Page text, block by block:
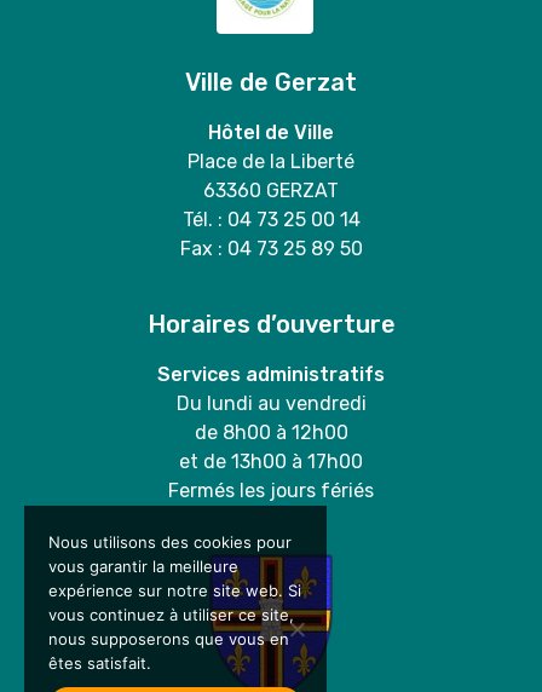
Ville de Gerzat
Hôtel de Ville
Place de la Liberté
63360 GERZAT
Tél. : 04 73 25 00 14
Fax : 04 73 25 89 50
Horaires d’ouverture
Services administratifs
Du lundi au vendredi
de 8h00 à 12h00
et de 13h00 à 17h00
Fermés les jours fériés
Nous utilisons des cookies pour
vous garantir la meilleure
expérience sur notre site web. Si
vous continuez à utiliser ce site,
nous supposerons que vous en
êtes satisfait.